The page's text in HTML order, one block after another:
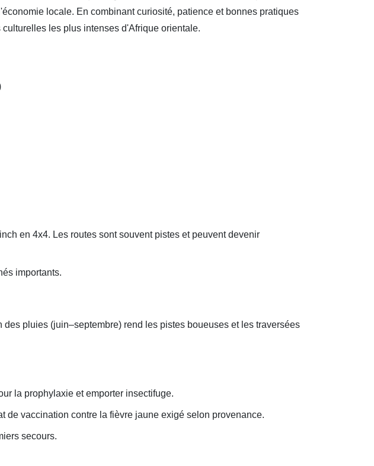
locale. En combinant curiosité, patience et bonnes pratiques
les plus intenses d'Afrique orientale.
en 4x4. Les routes sont souvent pistes et peuvent devenir
importants.
pluies (juin–septembre) rend les pistes boueuses et les traversées
la prophylaxie et emporter insectifuge.
de vaccination contre la fièvre jaune exigé selon provenance.
secours.